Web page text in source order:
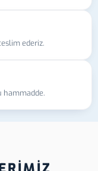
ederiz.
hammadde.